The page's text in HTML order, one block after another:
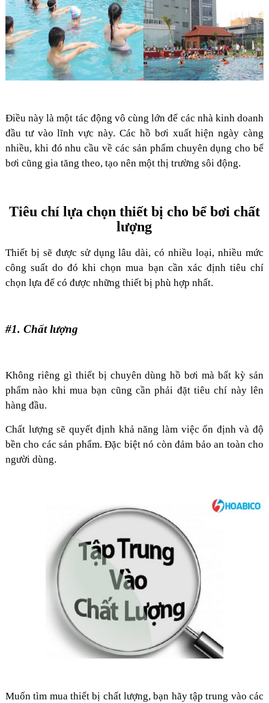
Điều này là một tác động vô cùng lớn để các nhà kinh doanh
đầu tư vào lĩnh vực này. Các hồ bơi xuất hiện ngày càng
nhiều, khi đó nhu cầu về các sản phẩm chuyên dụng cho bể
bơi cũng gia tăng theo, tạo nên một thị trường sôi động.
Tiêu chí lựa chọn thiết bị cho bể bơi chất
lượng
Thiết bị sẽ được sử dụng lâu dài, có nhiều loại, nhiều mức
công suất do đó khi chọn mua bạn cần xác định tiêu chí
chọn lựa để có được những thiết bị phù hợp nhất.
#1. Chất lượng
Không riêng gì thiết bị chuyên dùng hồ bơi mà bất kỳ sản
phẩm nào khi mua bạn cũng cần phải đặt tiêu chí này lên
hàng đầu.
Chất lượng sẽ quyết định khả năng làm việc ổn định và độ
bền cho các sản phẩm. Đặc biệt nó còn đảm bảo an toàn cho
người dùng.
Muốn tìm mua thiết bị chất lượng, bạn hãy tập trung vào các